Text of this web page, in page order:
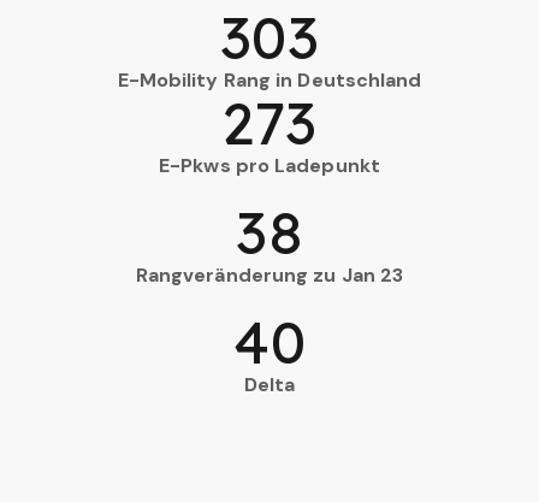
E-Mobility Rang in Deutschland
303
E-Pkws pro Ladepunkt
273
Rangveränderung zu Jan 23
38
Delta
40